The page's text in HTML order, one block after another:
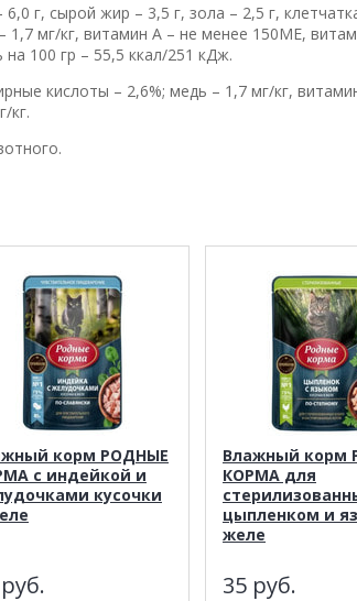
г, сырой жир – 3,5 г, зола – 2,5 г,
мг/кг, витамин А – не менее 150МЕ,
на 100 гр – 55,5 ккал/251 кДж.
кислоты – 2,6%; медь – 1,7 мг/кг,
кг.
корм РОДНЫЕ
с индейкой и
кусочки
руб.
Влажный корм
КОРМА для
цыпленком и
желе
35 руб.